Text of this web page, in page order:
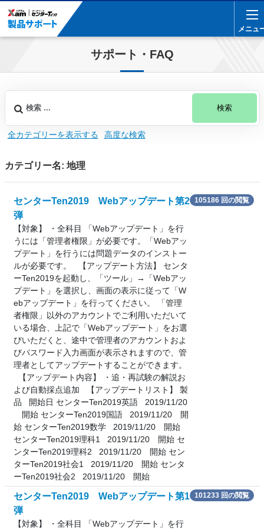
メニュ
メニュ
サポート・FAQ
検索
全カテゴリーを表示する 高度な検索
カテゴリー名: 地理
センターTen2019 Webアップデート第2
弾
【対象】 ・全科目 「Webアップデート」を行
うには「管理者権限」が必要です。「Webアッ
プデート」を行うには問題データのインストー
ルが必要です。 【アップデート方法】 センタ
ーTen2019を起動し、「ツール」→「Webアッ
プデート」を選択し、画面の表示に従って「W
ebアップデート」を行ってください。 「管理
者権限」以外のアカウントでご利用いただいて
いる場合、上記で「Webアップデート」をお選
びいただくと、途中で管理者のアカウントおよ
びパスワード入力画面が表示されますので、管
理者としてアップデートすることができます。
【アップデート内容】 ・追・再試験の解説お
よび自動採点追加 【アップデートリスト】 製
品 開始日 センターTen2019英語 2019/11/20
開始 センターTen2019国語 2019/11/20 開
始 センターTen2019数学 2019/11/20 開始
センターTen2019理科1 2019/11/20 開始 セ
ンターTen2019理科2 2019/11/20 開始 セン
ターTen2019社会1 2019/11/20 開始 センタ
ーTen2019社会2 2019/11/20 開始
105186 回の閲覧
センターTen2019 Webアップデート第1
弾
【対象】 ・全科目 「Webアップデート」を行
101233 回の閲覧